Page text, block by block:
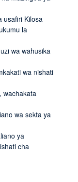
usafiri Kilosa
la
wa wahusika
wa nishati
wachakata
wa sekta ya
ya
cha